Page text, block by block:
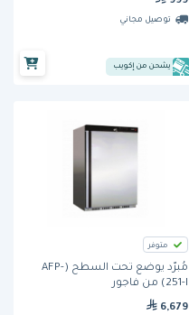
توصيل مجاني
يشحن من إكويب
متوفر
مُبرّد يوضع تحت السطح (AFP-
251-I) من فاجور
6,679